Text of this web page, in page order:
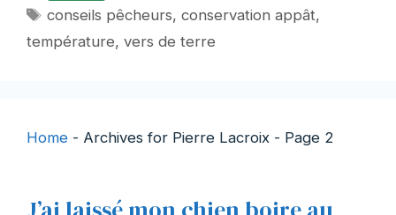
Étiquettes
conseils pêcheurs,conservation appât,
température, vers de terre
Home - Archives for Pierre Lacroix - Page 2